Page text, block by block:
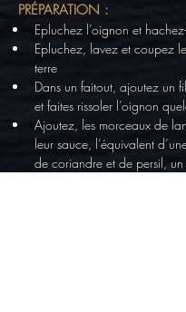
PRÉPARATION :
Epluchez l’oignon et
Epluchez, lavez et coupez
terre
Dans un faitout, ajoutez un
et faites rissoler l’oignon
Ajoutez, les morceaux de
leur sauce, l’équivalent
de coriandre et de persil, un